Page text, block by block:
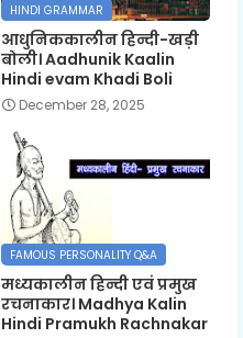
HINDI GRAMMAR
आधुनिककालीन हिन्दी-खड़ी
बोली। Aadhunik Kaalin
Hindi evam Khadi Boli
December 28, 2025
FAMOUS PERSONALITY Q&A
मध्यकालीन हिन्दी एवं प्रमुख
रचनाकार। Madhya Kalin
Hindi Pramukh Rachnakar